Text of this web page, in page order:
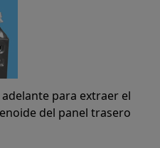
para extraer el
del panel trasero